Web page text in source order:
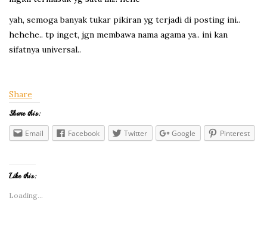
yah, semoga banyak tukar pikiran yg terjadi di posting ini..
hehehe.. tp inget, jgn membawa nama agama ya.. ini kan
sifatnya universal..
Share
Share this:
Email Facebook Twitter Google Pinterest
Like this:
Loading...